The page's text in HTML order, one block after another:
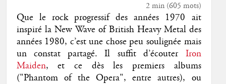
2 min(605 mots)
Que le rock progressif des années 1970 ait
inspiré la New Wave of British Heavy Metal des
années 1980, c’est une chose peu soulignée mais
un constat partagé. Il suffit d’écouter Iron
Maiden, et ce dès les premiers albums
("Phantom of the Opera", entre autres), ou